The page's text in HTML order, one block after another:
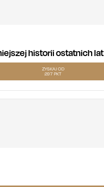
historii ostatnich lat
ZYSKAJ OD
297 PKT